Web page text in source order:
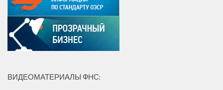
ВИДЕОМАТЕРИАЛЫ ФНС: